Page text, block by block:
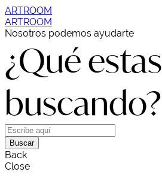
ARTROOM
ARTROOM
Nosotros podemos ayudarte
¿Qué estas
buscando?
Buscar
Back
Close